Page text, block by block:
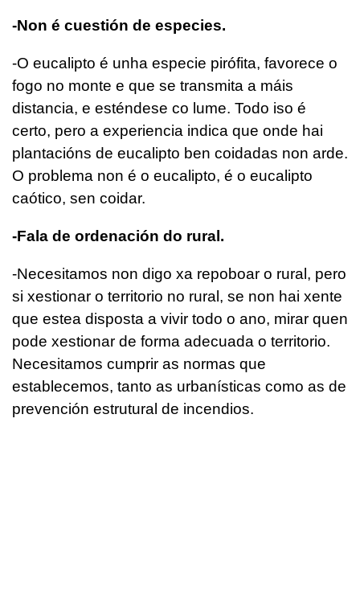
-Non é cuestión de especies.
-O eucalipto é unha especie pirófita, favorece o
fogo no monte e que se transmita a máis
distancia, e esténdese co lume. Todo iso é
certo, pero a experiencia indica que onde hai
plantacións de eucalipto ben coidadas non arde.
O problema non é o eucalipto, é o eucalipto
caótico, sen coidar.
-Fala de ordenación do rural.
-Necesitamos non digo xa repoboar o rural, pero
si xestionar o territorio no rural, se non hai xente
que estea disposta a vivir todo o ano, mirar quen
pode xestionar de forma adecuada o territorio.
Necesitamos cumprir as normas que
establecemos, tanto as urbanísticas como as de
prevención estrutural de incendios.